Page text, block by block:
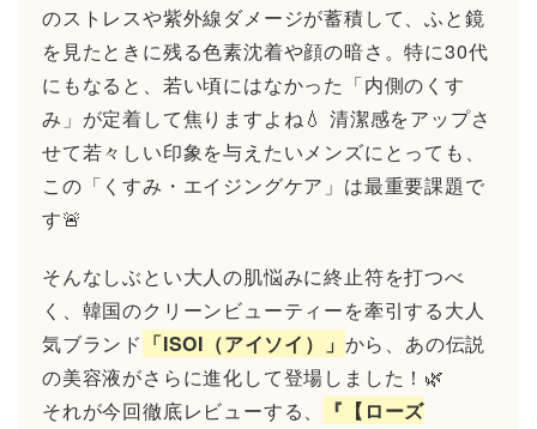
のストレスや紫外線ダメージが蓄積して、ふと鏡
を見たときに残る色素沈着や顔の暗さ。特に30代
にもなると、若い頃にはなかった「内側のくす
み」が定着して焦りますよね💧 清潔感をアップさ
せて若々しい印象を与えたいメンズにとっても、
この「くすみ・エイジングケア」は最重要課題で
す🚨
そんなしぶとい大人の肌悩みに終止符を打つべ
く、韓国のクリーンビューティーを牽引する大人
気ブランド 「ISOI（アイソイ）」 から、あの伝説
の美容液がさらに進化して登場しました！🌿
それが今回徹底レビューする、
『【ローズ